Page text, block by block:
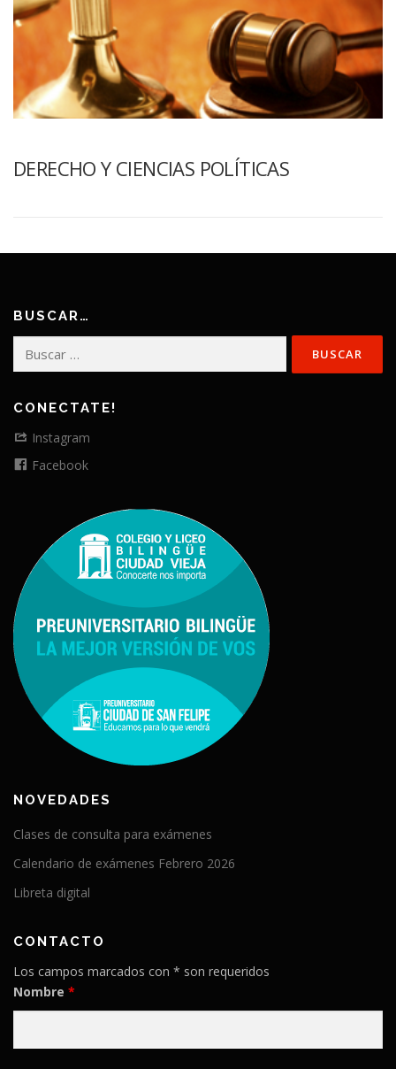
DERECHO Y CIENCIAS POLÍTICAS
BUSCAR…
CONECTATE!
Instagram
Facebook
NOVEDADES
Clases de consulta para exámenes
Calendario de exámenes Febrero 2026
Libreta digital
CONTACTO
Los campos marcados con * son requeridos
Nombre *